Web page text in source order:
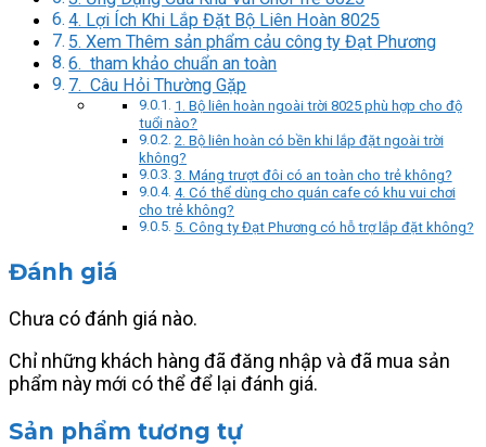
4. Lợi Ích Khi Lắp Đặt Bộ Liên Hoàn 8025
5. Xem Thêm sản phẩm cảu công ty Đạt Phương
6. tham khảo chuẩn an toàn
7. Câu Hỏi Thường Gặp
1. Bộ liên hoàn ngoài trời 8025 phù hợp cho độ
tuổi nào?
2. Bộ liên hoàn có bền khi lắp đặt ngoài trời
không?
3. Máng trượt đôi có an toàn cho trẻ không?
4. Có thể dùng cho quán cafe có khu vui chơi
cho trẻ không?
5. Công ty Đạt Phương có hỗ trợ lắp đặt không?
Đánh giá
Chưa có đánh giá nào.
Chỉ những khách hàng đã đăng nhập và đã mua sản
phẩm này mới có thể để lại đánh giá.
Sản phẩm tương tự